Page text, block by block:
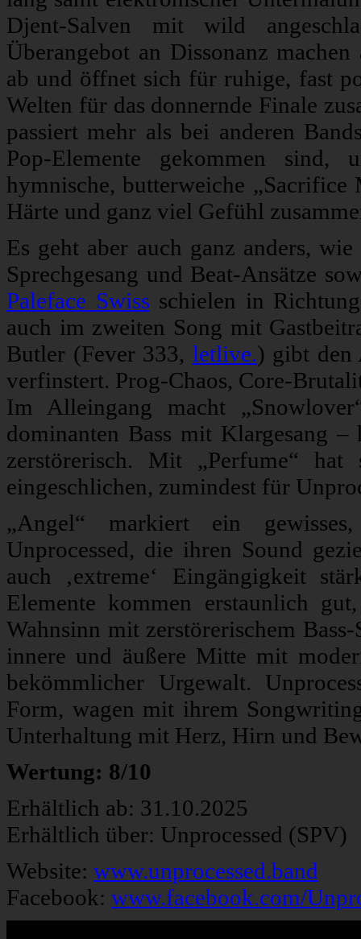
Djent-Salven mit wild
Überangebot an Dissonanz
ab und öffnet sich für ruhige, fast
Welten für das donnernde Finale
passiert mehr als bei anderen
Pop-Elemente gekommen
hymnische, butterweiche „Sacrifice
Härte und ganz viel Gefühl
Es geht aber auch ganz anders,
Sprechgesang und Beat-Ansätze
Paleface Swissschielen in
auch im zweiten Song mit
Butler (Fever 333, letlive.) gibt den
verfinstert. Prog-Chaos, Core-
Im Alleingang macht
dominanten Bass mit Klargesang
zerstörerisch. Mit „Perfume“ hat
eingeschlichen, zumindest für
„Angel“ markiert ein
Unprocessed, die ihren Sound
auch ‚extreme‘ Eingängigkeit
Elemente kommen erstaunlich
Wahnsinn mit zerstörerischem
innere und äußere Mitte mit
bekömmlicher Urgewalt.
Form, wagen mit ihrem
Unterhaltung mit Herz, Hirn und
Wertung: 8/10
Erhältlich ab: 31.10.2025
Erhältlich über: Unprocessed (SPV)
Website: www.unprocessed.band
Facebook: www.facebook.com/